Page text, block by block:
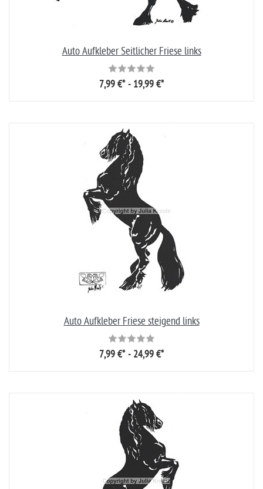
Auto Aufkleber Seitlicher Friese links
7,99 €* - 19,99 €*
Auto Aufkleber Friese steigend links
7,99 €* - 24,99 €*